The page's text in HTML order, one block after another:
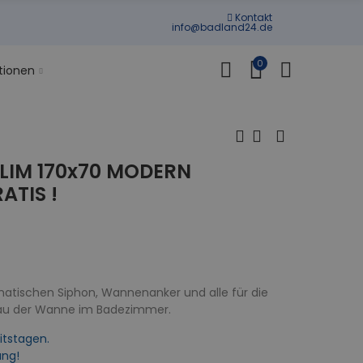
Kontakt
info@badland24.de
0
170x70 MODERN
!
Siphon, Wannenanker und alle für die
der Wanne im Badezimmer.